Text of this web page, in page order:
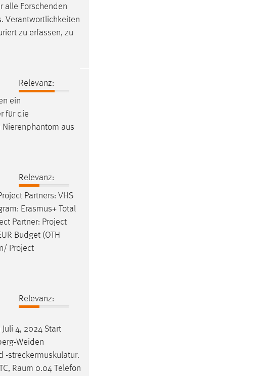
alle Forschenden
Verantwortlichkeiten
zu erfassen, zu
Relevanz:
ein
für die
Nierenphantom aus
Relevanz:
Partners: VHS
Erasmus+ Total
Partner: Project
Budget (OTH
Project
Relevanz:
Juli 4, 2024 Start
Weiden
-streckermuskulatur.
Raum 0.04 Telefon